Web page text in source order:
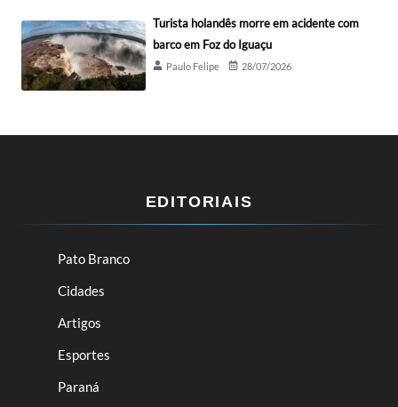
Turista holandês morre em acidente com
barco em Foz do Iguaçu
Paulo Felipe 28/07/2026
EDITORIAIS
Pato Branco
Cidades
Artigos
Esportes
Paraná